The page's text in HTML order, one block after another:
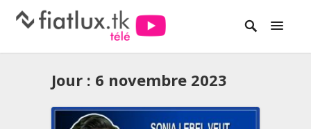
Jour : 6 novembre 2023